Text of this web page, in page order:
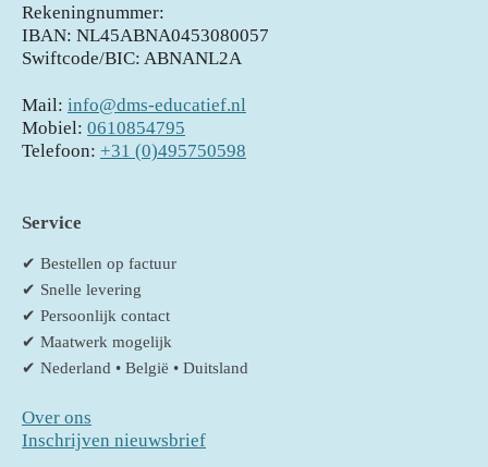
Rekeningnummer:
IBAN: NL45ABNA0453080057
Swiftcode/BIC: ABNANL2A
Mail: info@dms-educatief.nl
Mobiel: 0610854795
Telefoon: +31 (0)495750598
Service
✔ Bestellen op factuur
✔ Snelle levering
✔ Persoonlijk contact
✔ Maatwerk mogelijk
✔ Nederland • België • Duitsland
Over ons
Inschrijven nieuwsbrief